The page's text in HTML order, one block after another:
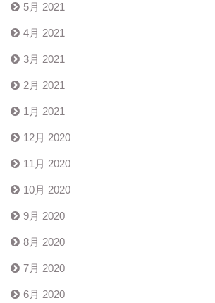
5月 2021
4月 2021
3月 2021
2月 2021
1月 2021
12月 2020
11月 2020
10月 2020
9月 2020
8月 2020
7月 2020
6月 2020